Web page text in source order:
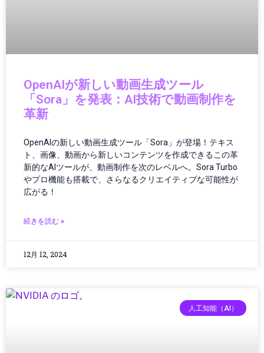
ガジェット
ガジェット・テクノロジー
ガジェットニュース
ガジェット最新情報
ガバナンス
ガバナンス/コンプライアンス
カメラ
クラウド／データセンター
クラウドテクノロジー
クリエイター
OpenAIが新しい動画生成ツール
「Sora」を発表：AI技術で動画制作を
革新
OpenAIの新しい動画生成ツール「Sora」が登場！テキス
ト、画像、動画から新しいコンテンツを作成できるこの革
新的なAIツールが、動画制作を次のレベルへ。Sora Turbo
やプロ機能も搭載で、さらなるクリエイティブな可能性が
広がる！
続きを読む »
12月 12, 2024
人工知能（AI）